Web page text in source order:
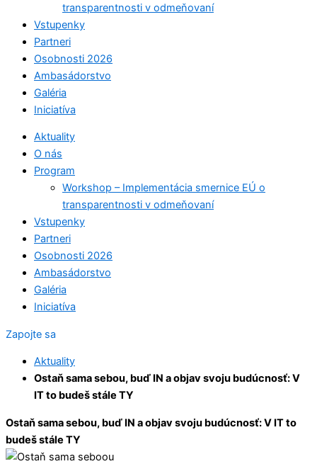
transparentnosti v odmeňovaní
Vstupenky
Partneri
Osobnosti 2026
Ambasádorstvo
Galéria
Iniciatíva
Aktuality
O nás
Program
Workshop – Implementácia smernice EÚ o
transparentnosti v odmeňovaní
Vstupenky
Partneri
Osobnosti 2026
Ambasádorstvo
Galéria
Iniciatíva
Zapojte sa
Aktuality
Ostaň sama sebou, buď IN a objav svoju budúcnosť: V
IT to budeš stále TY
Ostaň sama sebou, buď IN a objav svoju budúcnosť: V IT to
budeš stále TY